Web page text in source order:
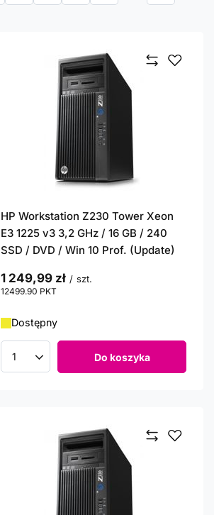
HP Workstation Z230 Tower Xeon
E3 1225 v3 3,2 GHz / 16 GB / 240
SSD / DVD / Win 10 Prof. (Update)
1 249,99 zł / szt.
12499.90 PKT
Dostępny
Ilość produktów Do koszyka